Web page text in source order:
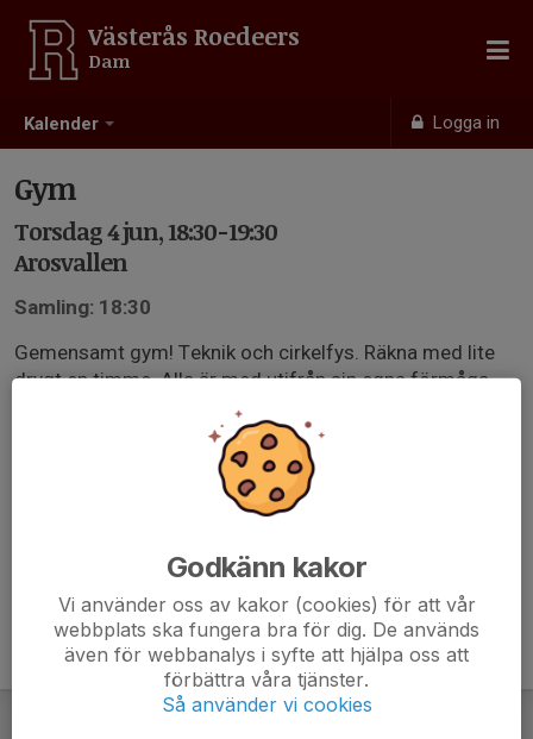
Kalender Logga in
Västerås Roedeers
Dam
Gym
Torsdag 4 jun, 18:30-19:30
Arosvallen
Samling: 18:30
Gemensamt gym! Teknik och cirkelfys. Räkna med lite
drygt en timme. Alla är med utifrån sin egna förmåga.
Godkänn kakor
Vi använder oss av kakor (cookies) för att vår
webbplats ska fungera bra för dig. De används
även för webbanalys i syfte att hjälpa oss att
förbättra våra tjänster.
Så använder vi cookies